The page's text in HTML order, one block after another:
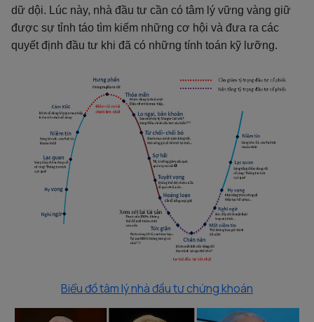
dữ dội. Lúc này, nhà đầu tư cần có tâm lý vững vàng giữ
được sự tỉnh táo tìm kiếm những cơ hội và đưa ra các
quyết định đầu tư khi đã có những tính toán kỹ lưỡng.
Biểu đồ tâm lý nhà đầu tư chứng khoán